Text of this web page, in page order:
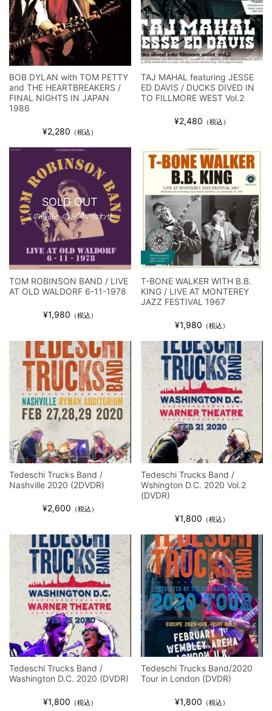
BOB DYLAN with TOM PETTY
and THE HEARTBREAKERS /
FINAL NIGHTS IN JAPAN
1986
¥2,280 （税込）
TAJ MAHAL featuring JESSE
ED DAVIS / DUCKS DIVED IN
TO FILLMORE WEST Vol.2
¥2,480 （税込）
SOLD OUT
この商品へのお問い合わせ
TOM ROBINSON BAND / LIVE
AT OLD WALDORF 6-11-1978
¥1,980 （税込）
T-BONE WALKER WITH B.B.
KING / LIVE AT MONTEREY
JAZZ FESTIVAL 1967
¥1,980 （税込）
Tedeschi Trucks Band /
Nashville 2020 (2DVDR)
¥2,600 （税込）
Tedeschi Trucks Band /
Wshington D.C. 2020 Vol.2
(DVDR)
¥1,800 （税込）
Tedeschi Trucks Band /
Washington D.C. 2020 (DVDR)
¥1,800 （税込）
Tedeschi Trucks Band/2020
Tour in London (DVDR)
¥1,800 （税込）